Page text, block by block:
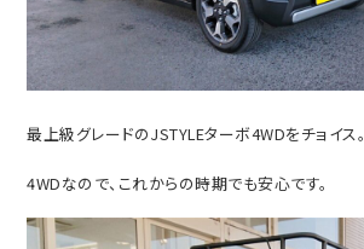
最上級グレードのJSTYLEターボ4WDをチョイス。
4WDなので、これからの時期でも安心です。